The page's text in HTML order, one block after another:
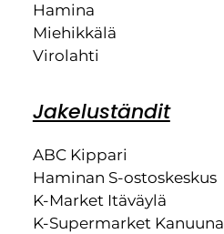
Hamina
Miehikkälä
Virolahti
Jakeluständit
ABC Kippari
Haminan S-ostoskeskus
K-Market Itäväylä
K-Supermarket Kanuuna